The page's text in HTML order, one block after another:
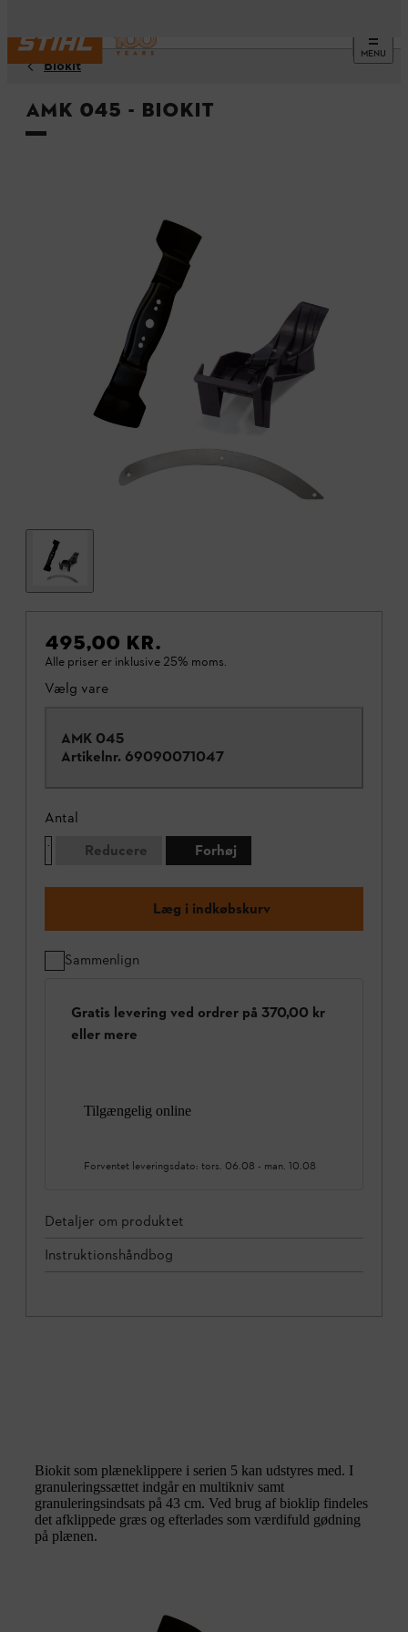
MENU
Biokit
AMK 045 - Biokit
495,00 KR.
Alle priser er inklusive 25% moms.
Vælg vare
AMK 045
Artikelnr. 69090071047
Antal
Reducere
Forhøj
Læg i indkøbskurv
Sammenlign
Gratis levering ved ordrer på 370,00 kr
eller mere
Tilgængelig online
Forventet leveringsdato: tors. 06.08 - man. 10.08
Detaljer om produktet
Instruktionshåndbog
Biokit som plæneklippere i serien 5 kan udstyres med. I
granuleringssættet indgår en multikniv samt
granuleringsindsats på 43 cm. Ved brug af bioklip findeles
det afklippede græs og efterlades som værdifuld gødning
på plænen.